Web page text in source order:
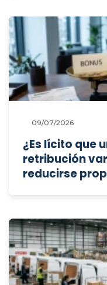
si la
contiene
09/07/2026
¿Es lícito que
retribución
reducirse
"absentismo"
incapacidad
familiares o
disciplinarias?